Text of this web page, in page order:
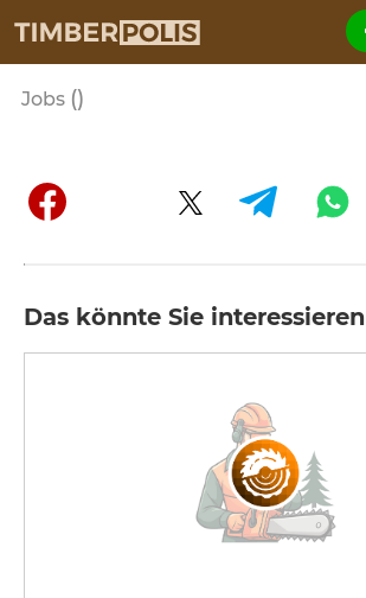
Jobs ()
Das könnte Sie interessieren